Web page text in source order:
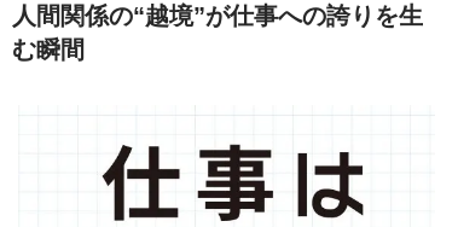
人間関係の“越境”が仕事への誇りを生
む瞬間